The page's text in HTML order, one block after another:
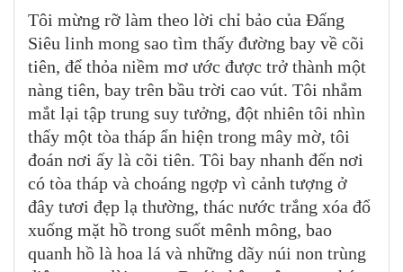
Tôi mừng rỡ làm theo lời chỉ bảo của Đấng
Siêu linh mong sao tìm thấy đường bay về cõi
tiên, để thỏa niềm mơ ước được trở thành một
nàng tiên, bay trên bầu trời cao vút. Tôi nhắm
mắt lại tập trung suy tưởng, đột nhiên tôi nhìn
thấy một tòa tháp ẩn hiện trong mây mờ, tôi
đoán nơi ấy là cõi tiên. Tôi bay nhanh đến nơi
có tòa tháp và choáng ngợp vì cảnh tượng ở
đây tươi đẹp lạ thường, thác nước trắng xóa đổ
xuống mặt hồ trong suốt mênh mông, bao
quanh hồ là hoa lá và những dãy núi non trùng